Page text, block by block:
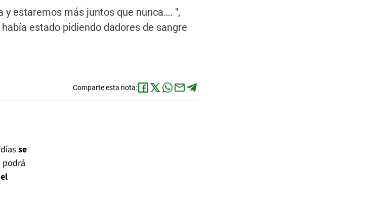
estaremos más juntos que nunca…. ",
estado pidiendo dadores de sangre
Comparte esta nota:
se
podrá